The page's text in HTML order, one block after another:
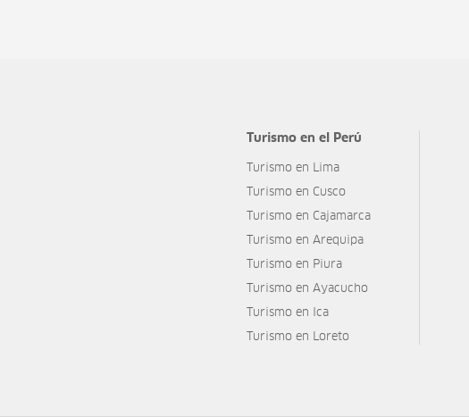
Turismo en el Perú
Turismo en Lima
Turismo en Cusco
Turismo en Cajamarca
Turismo en Arequipa
Turismo en Piura
Turismo en Ayacucho
Turismo en Ica
Turismo en Loreto